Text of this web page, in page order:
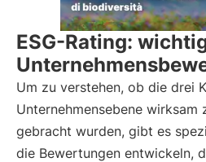
ESG-Rating:
Um zu verstehen, ob die drei
Unternehmensebene wirksam
gebracht wurden, gibt es
die Bewertungen entwickeln,